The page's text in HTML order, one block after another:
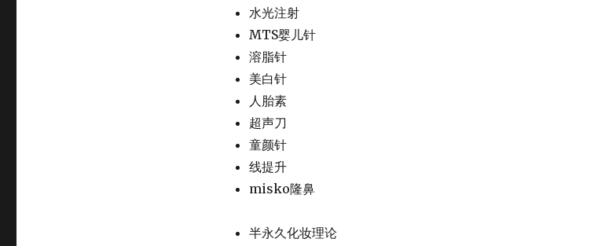
水光注射
MTS婴儿针
溶脂针
美白针
人胎素
超声刀
童颜针
线提升
misko隆鼻
半永久化妆理论